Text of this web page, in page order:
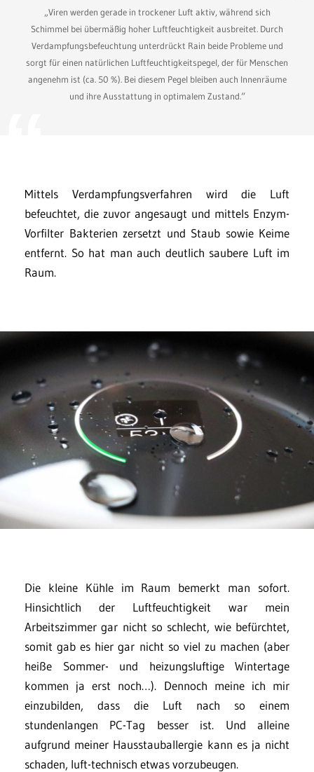
„Viren werden gerade in trockener Luft aktiv, während sich
Schimmel bei übermäßig hoher Luftfeuchtigkeit ausbreitet. Durch
Verdampfungsbefeuchtung unterdrückt Rain beide Probleme und
sorgt für einen natürlichen Luftfeuchtigkeitspegel, der für Menschen
angenehm ist (ca. 50 %). Bei diesem Pegel bleiben auch Innenräume
und ihre Ausstattung in optimalem Zustand.“
Mittels Verdampfungsverfahren wird die Luft
befeuchtet, die zuvor angesaugt und mittels Enzym-
Vorfilter Bakterien zersetzt und Staub sowie Keime
entfernt. So hat man auch deutlich saubere Luft im
Raum.
Die kleine Kühle im Raum bemerkt man sofort.
Hinsichtlich der Luftfeuchtigkeit war mein
Arbeitszimmer gar nicht so schlecht, wie befürchtet,
somit gab es hier gar nicht so viel zu machen (aber
heiße Sommer- und heizungsluftige Wintertage
kommen ja erst noch…). Dennoch meine ich mir
einzubilden, dass die Luft nach so einem
stundenlangen PC-Tag besser ist. Und alleine
aufgrund meiner Hausstauballergie kann es ja nicht
schaden, luft-technisch etwas vorzubeugen.